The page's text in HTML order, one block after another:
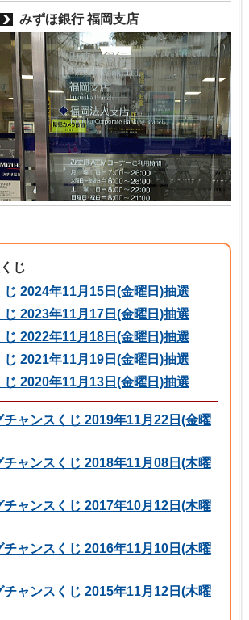
みずほ銀行 福岡支店
じ
じ 2024年11月15日(金曜日)抽選
じ 2023年11月17日(金曜日)抽選
じ 2022年11月18日(金曜日)抽選
じ 2021年11月19日(金曜日)抽選
じ 2020年11月13日(金曜日)抽選
チャンスくじ 2019年11月22日(金曜
チャンスくじ 2018年11月08日(木曜
チャンスくじ 2017年10月12日(木曜
チャンスくじ 2016年11月10日(木曜
チャンスくじ 2015年11月12日(木曜